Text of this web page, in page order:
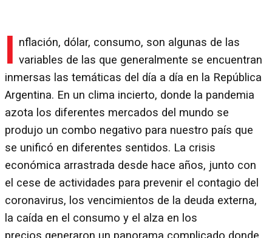
I nflación, dólar, consumo, son algunas de las
variables de las que generalmente se encuentran
inmersas las temáticas del día a día en la República
Argentina. En un clima incierto, donde la pandemia
azota los diferentes mercados del mundo se
produjo un combo negativo para nuestro país que
se unificó en diferentes sentidos. La crisis
económica arrastrada desde hace años, junto con
el cese de actividades para prevenir el contagio del
coronavirus, los vencimientos de la deuda externa,
la caída en el consumo y el alza en los